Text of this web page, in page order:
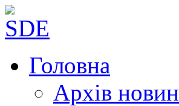
Головна
Архів новин